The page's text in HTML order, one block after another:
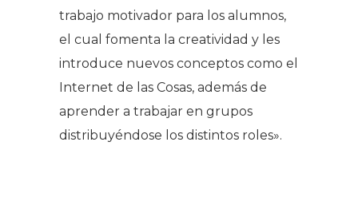
trabajo motivador para los alumnos,
el cual fomenta la creatividad y les
introduce nuevos conceptos como el
Internet de las Cosas, además de
aprender a trabajar en grupos
distribuyéndose los distintos roles».